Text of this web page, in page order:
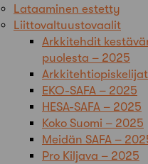
Lataaminen estetty
Liittovaltuustovaalit
Arkkitehdit
puolesta – 2025
Arkkitehtiopiskelijat
EKO-SAFA – 2025
HESA-SAFA – 2025
Koko Suomi – 2025
Meidän SAFA –
Pro Kiljava – 2025